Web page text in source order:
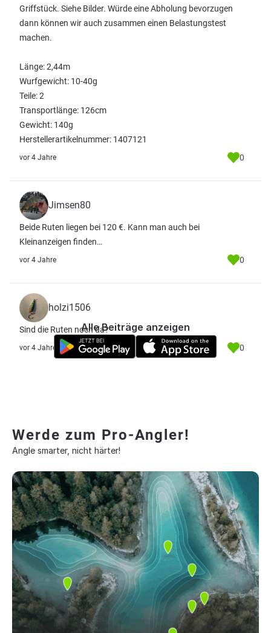
Griffstück. Siehe Bilder. Würde eine Abholung bevorzugen
dann können wir auch zusammen einen Belastungstest
machen.
Länge: 2,44m
Wurfgewicht: 10-40g
Teile: 2
Transportlänge: 126cm
Gewicht: 140g
Herstellerartikelnummer: 1407121
vor 4 Jahre 0
Jimsen80
Beide Ruten liegen bei 120 €. Kann man auch bei
Kleinanzeigen finden…
vor 4 Jahre 0
holzi1506
Sind die Ruten noch da?
vor 4 Jahre 0
Alle Beiträge anzeigen
Werde zum Pro-Angler!
Angle smarter, nicht härter!